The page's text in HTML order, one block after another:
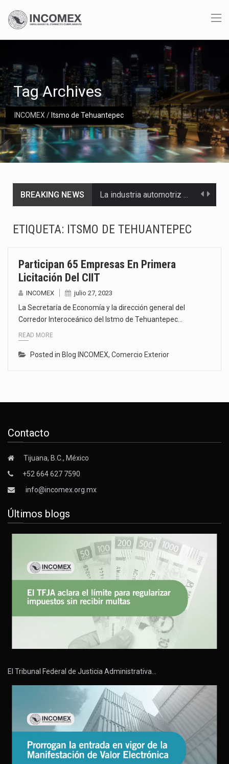
INCOMEX/ Itsmo de Tehuantepec
Tag Archives
BREAKING NEWS
La industria manufacturera de exportación afiliada a Index en Nuevo León ha alcanzado hasta 10%…
ETIQUETA: ITSMO DE TEHUANTEPEC
Participan 65 Empresas En Primera
Licitación Del CIIT
INCOMEX julio 27, 2023
La Secretaría de Economía y la dirección general del
Corredor Interoceánico del Istmo de Tehuantepec…
READ MORE
Posted in Blog INCOMEX, Comercio Exterior
Contacto
Tijuana, B.C., México
+52 664 627 7590
info@incomex.org.mx
Últimos blogs
El Tribunal Federal de Justicia Administrativa…